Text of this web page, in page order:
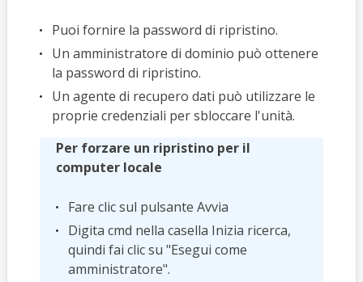
Puoi fornire la password di ripristino.
Un amministratore di dominio può ottenere
la password di ripristino.
Un agente di recupero dati può utilizzare le
proprie credenziali per sbloccare l'unità.
Per forzare un ripristino per il
computer locale
Fare clic sul pulsante Avvia
Digita cmd nella casella Inizia ricerca,
quindi fai clic su "Esegui come
amministratore".